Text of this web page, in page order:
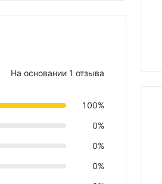
На основании 1 отзыва
100%
0%
0%
0%